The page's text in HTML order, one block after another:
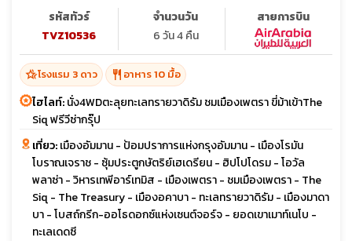
รหัสทัวร์
TVZ10536
จำนวนวัน
6 วัน 4 คืน
สายการบิน
hotel_classโรงแรม 3 ดาว restaurant อาหาร 10 มื้อ
ไฮไลท์:นั่ง4WDตะลุยทะเลทรายวาดิรัม ชมเมืองเพตรา ขี่ม้าเข้าThe
Siq ฟรีวีซ่ากรุ๊ป
เที่ยว:เมืองอัมมาน - ป้อมปราการแห่งกรุงอัมมาน - เมืองโรมัน
โบราณเจราช - ซุ้มประตูกษัตริย์เฮเดรียน - ฮิปโปโดรม - โอวัล
พลาซ่า - วิหารเทพีอาร์เทมิส - เมืองเพตรา - ชมเมืองเพตรา - The
Siq - The Treasury - เมืองอคาบา - ทะเลทรายวาดิรัม - เมืองมาดา
บา - โบสถ์กรีก-ออโธดอกซ์แห่งเซนต์จอร์จ - ยอดเขาเมาท์เนโบ -
ทะเลเดดซี